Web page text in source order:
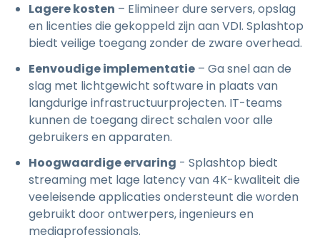
Lagere kosten – Elimineer dure servers, opslag
en licenties die gekoppeld zijn aan VDI. Splashtop
biedt veilige toegang zonder de zware overhead.
Eenvoudige implementatie – Ga snel aan de
slag met lichtgewicht software in plaats van
langdurige infrastructuurprojecten. IT-teams
kunnen de toegang direct schalen voor alle
gebruikers en apparaten.
Hoogwaardige ervaring - Splashtop biedt
streaming met lage latency van 4K-kwaliteit die
veeleisende applicaties ondersteunt die worden
gebruikt door ontwerpers, ingenieurs en
mediaprofessionals.